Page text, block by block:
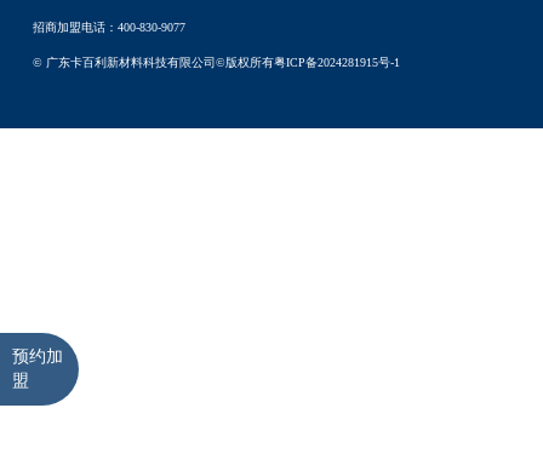
预约加
盟
招商加盟电话：400-830-9077
© 广东卡百利新材料科技有限公司©版权所有粤ICP备2024281915号-1